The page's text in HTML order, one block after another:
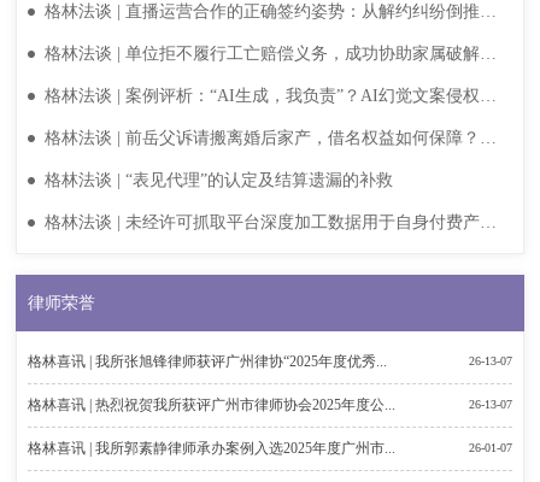
的良知
格林法谈 | 直播运营合作的正确签约姿势：从解约纠纷倒推合
同避坑
格林法谈 | 单位拒不履行工亡赔偿义务，成功协助家属破解困
局
格林法谈 | 案例评析：“AI生成，我负责”？AI幻觉文案侵权案
一审判决自媒体博主赔3万！
格林法谈 | 前岳父诉请搬离婚后家产，借名权益如何保障？以
打促谈，不战而胜！
格林法谈 | “表见代理”的认定及结算遗漏的补救
格林法谈 | 未经许可抓取平台深度加工数据用于自身付费产品
律师荣誉
格林喜讯 | 我所张旭锋律师获评广州律协“2025年度优秀... 26-13-07
格林喜讯 | 热烈祝贺我所获评广州市律师协会2025年度公... 26-13-07
格林喜讯 | 我所郭素静律师承办案例入选2025年度广州市... 26-01-07